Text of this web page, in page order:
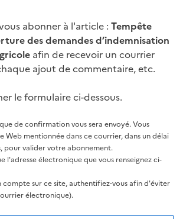
abonner à l'article : Tempête
des demandes d’indemnisation
afin de recevoir un courrier
ajout de commentaire, etc.
le formulaire ci-dessous.
de confirmation vous sera envoyé. Vous
Web mentionnée dans ce courrier, dans un délai
pour valider votre abonnement.
l'adresse électronique que vous renseignez ci-
compte sur ce site, authentifiez-vous afin d'éviter
électronique).